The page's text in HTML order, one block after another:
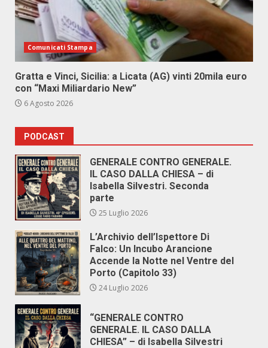
Comunicati Stampa
Gratta e Vinci, Sicilia: a Licata (AG) vinti 20mila euro
con “Maxi Miliardario New”
6 Agosto 2026
PODCAST
GENERALE CONTRO GENERALE.
IL CASO DALLA CHIESA – di
Isabella Silvestri. Seconda
parte
25 Luglio 2026
L’Archivio dell’Ispettore Di
Falco: Un Incubo Arancione
Accende la Notte nel Ventre del
Porto (Capitolo 33)
24 Luglio 2026
“GENERALE CONTRO
GENERALE. IL CASO DALLA
CHIESA” – di Isabella Silvestri